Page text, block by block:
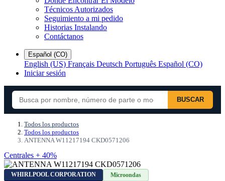
Técnicos Autorizados
Seguimiento a mi pedido
Historias Instalando
Contáctanos
Español (CO)
English (US) Français Deutsch Português Español (CO)
Iniciar sesión
BUSCAR
Todos los productos
Todos los productos
ANTENNA W11217194 CKD0571206
Centrales + 40%
WHIRLPOOL CORPORATION Microondas